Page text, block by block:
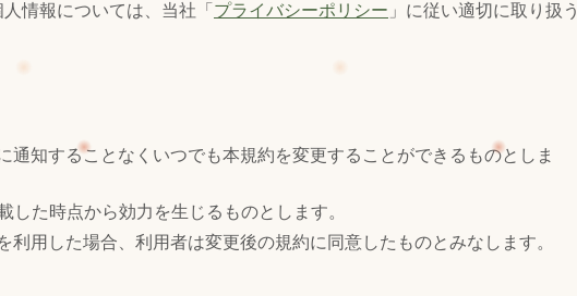
情報については、当社「 プライバシーポリシー 」に従い適切に取り扱う
通知することなくいつでも本規約を変更することができるものとしま
た時点から効力を生じるものとします。
用した場合、利用者は変更後の規約に同意したものとみなします。